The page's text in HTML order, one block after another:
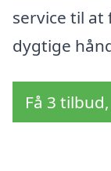
service til
dygtige
Få 3